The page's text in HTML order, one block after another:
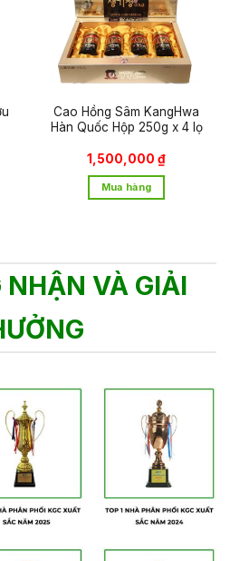
Cao Hồng Sâm KangHwa
Hàn Quốc Hộp 250g x 4 lọ
1,500,000 ₫
Mua hàng
NHẬN VÀ GIẢI